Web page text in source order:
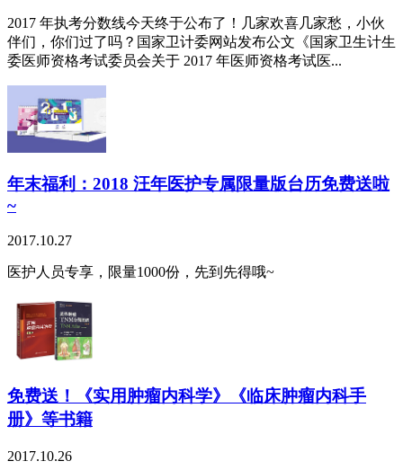
2017 年执考分数线今天终于公布了！几家欢喜几家愁，小伙
伴们，你们过了吗？国家卫计委网站发布公文《国家卫生计生
委医师资格考试委员会关于 2017 年医师资格考试医...
年末福利：2018 汪年医护专属限量版台历免费送啦
~
2017.10.27
医护人员专享，限量1000份，先到先得哦~
免费送！《实用肿瘤内科学》《临床肿瘤内科手
册》等书籍
2017.10.26